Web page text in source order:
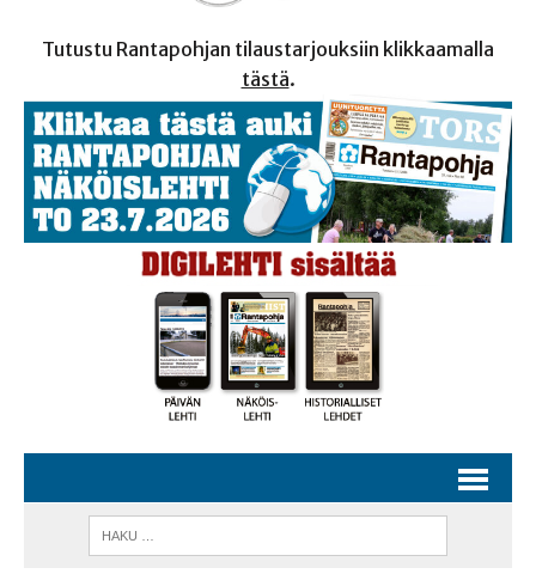
Tutustu Rantapohjan tilaustarjouksiin klikkaamalla
tästä.